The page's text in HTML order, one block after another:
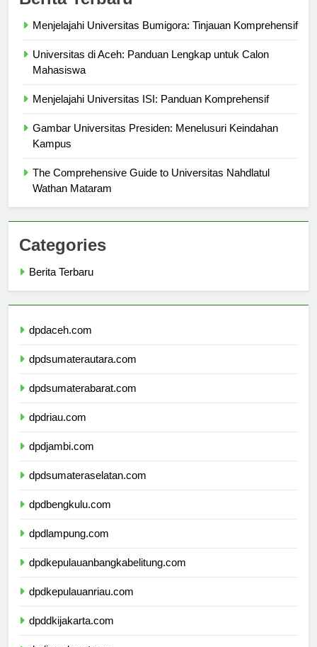
Universitas di Aceh: Panduan Lengkap untuk Calon
Gambar Universitas Presiden: Menelusuri Keindahan
The Comprehensive Guide to Universitas Nahdlatul
Categories